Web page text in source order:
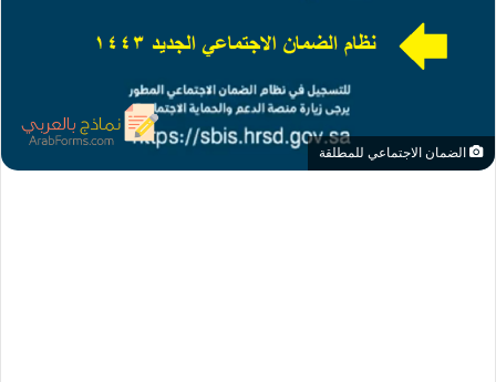
الضمان الاجتماعي للمطلقة